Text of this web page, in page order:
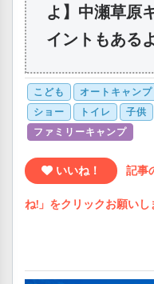
よ】中瀬草原
イントもある
こども オートキャンプ
ショー
トイレ 子供
ファミリーキャンプ
いいね！ 記事
ね!」をクリックお願いし